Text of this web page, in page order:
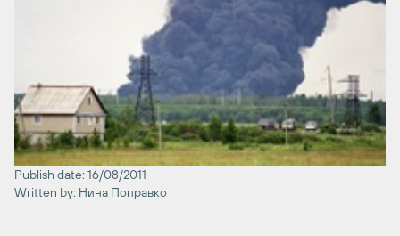
Publish date: 16/08/2011
Written by: Нина Поправко